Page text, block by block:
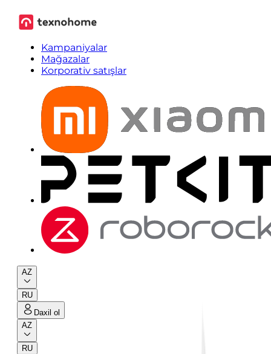
Kampaniyalar
Mağazalar
Korporativ satışlar
AZ
RU
Daxil ol
AZ
RU